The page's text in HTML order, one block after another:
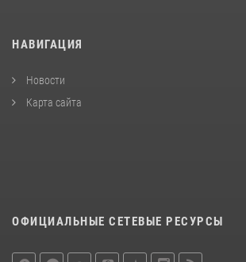
НАВИГАЦИЯ
Новости
Карта сайта
ОФИЦИАЛЬНЫЕ СЕТЕВЫЕ РЕСУРСЫ